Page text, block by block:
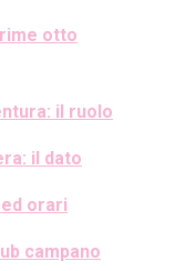
otto
il ruolo
il dato
orari
campano